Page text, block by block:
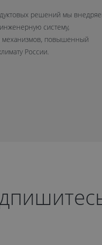
решений мы
систему,
механизмов, повышенный
России.